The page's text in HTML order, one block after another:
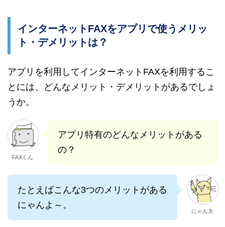
インターネットFAXをアプリで使うメリッ
ト・デメリットは？
アプリを利用してインターネットFAXを利用するこ
とには、どんなメリット・デメリットがあるでしょ
うか。
FAXくん
アプリ特有のどんなメリットがある
の？
たとえばこんな3つのメリットがある
にゃんよ～。
にゃん太